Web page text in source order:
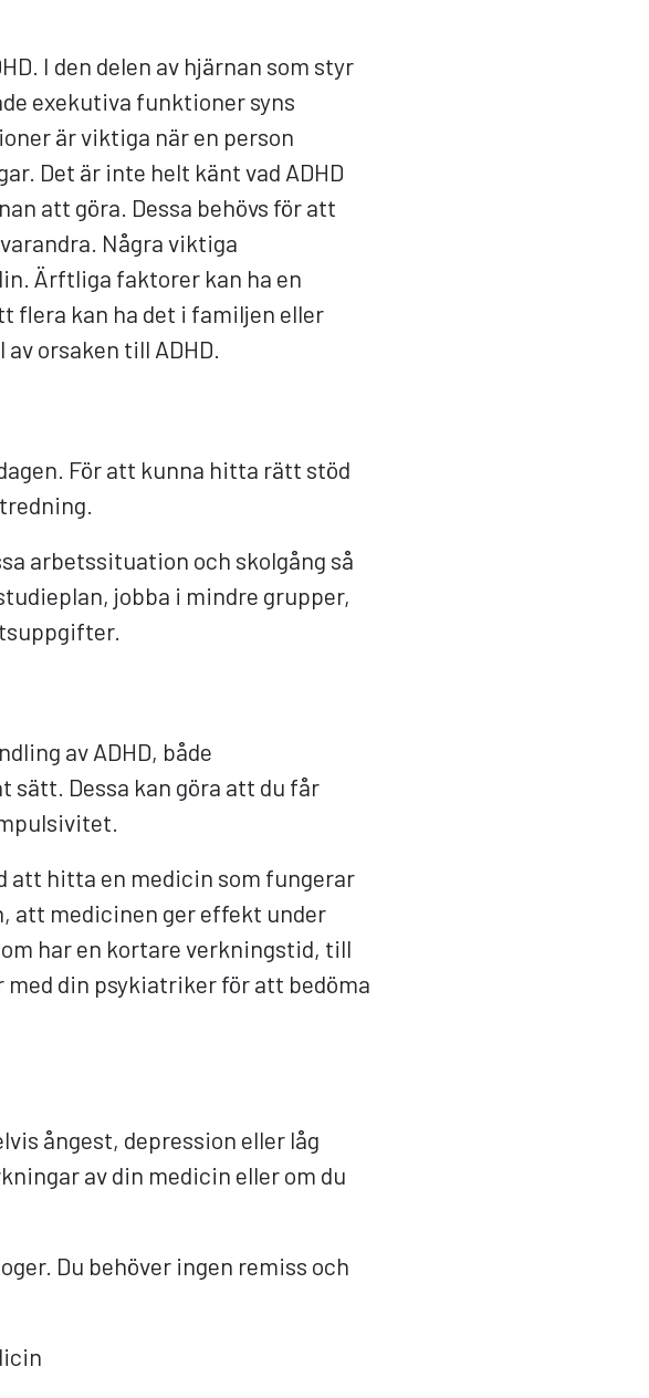
I den delen av hjärnan som styr
exekutiva funktioner syns
är viktiga när en person
Det är inte helt känt vad ADHD
att göra. Dessa behövs för att
Några viktiga
Ärftliga faktorer kan ha en
flera kan ha det i familjen eller
orsaken till ADHD.
För att kunna hitta rätt stöd
arbetssituation och skolgång så
jobba i mindre grupper,
av ADHD, både
sätt. Dessa kan göra att du får
att hitta en medicin som fungerar
att medicinen ger effekt under
har en kortare verkningstid, till
din psykiatriker för att bedöma
ångest, depression eller låg
av din medicin eller om du
Du behöver ingen remiss och